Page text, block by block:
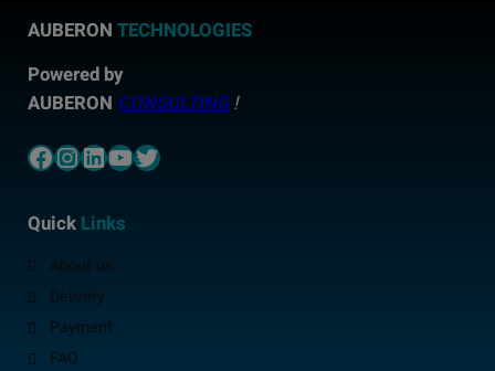
AUBERON TECHNOLOGIES
Powered by
AUBERON CONSULTING !
Facebook InstagramLinkedIn YouTube Twitter
Quick Links
About us
Delivery
Payment
FAQ